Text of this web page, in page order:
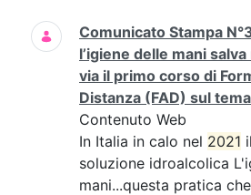
Comunicato Stampa
l’igiene delle mani
via il primo corso di
Distanza (FAD) sul tema
Contenuto Web
In Italia in calo nel 2021
soluzione idroalcolica
mani...questa pratica